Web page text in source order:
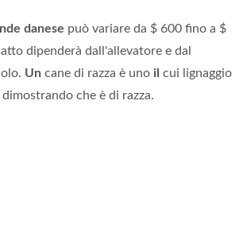
danese può variare da $ 600 fino a $
dipenderà dall'allevatore e dal
Un cane di razza è uno il cui lignaggio
che è di razza.